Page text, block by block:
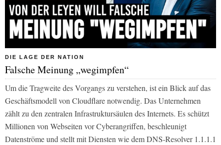
DIE LAGE DER NATION
Falsche Meinung „wegimpfen“
Um die Tragweite des Vorgangs zu verstehen, ist ein Blick auf das
Geschäftsmodell von Cloudflare notwendig. Das Unternehmen
zählt zu den zentralen Infrastruktursäulen des Internets. Es schützt
Millionen von Webseiten vor Cyberangriffen, beschleunigt
Datenströme und stellt mit Diensten wie dem DNS-Resolver 1.1.1.1